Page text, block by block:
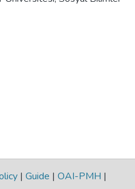
| Guide | OAI-PMH |